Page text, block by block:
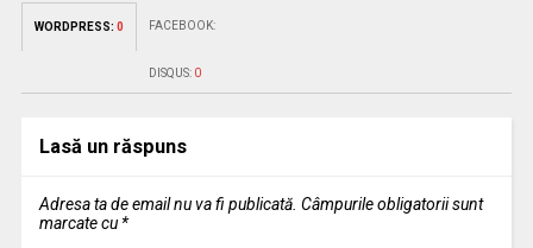
WORDPRESS: 0 FACEBOOK:
DISQUS: 0
Lasă un răspuns
Adresa ta de email nu va fi publicată. Câmpurile obligatorii sunt
marcate cu *